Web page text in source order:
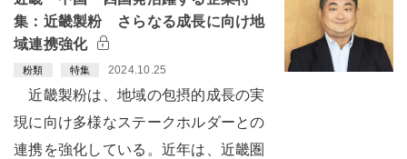
集：近畿製粉 さらなる成長に向け地
域連携強化
粉類 特集 2024.10.25
近畿製粉は、地域の包摂的成長の実
現に向け多様なステークホルダーとの
連携を強化している。近年は、近畿圏